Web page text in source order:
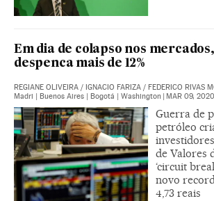
Em dia de colapso nos
despenca mais de 12%
REGIANE OLIVEIRA / IGNACIO FARIZA / FEDERICO RIVAS
Madri | Buenos Aires | Bogotá | Washington
MAR 09,
Guerra de
petróleo
de Valores
‘circuit
novo
4,73 reais